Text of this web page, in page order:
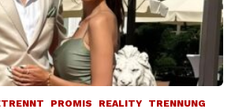
PROMIS REALITY
TRENNUNG